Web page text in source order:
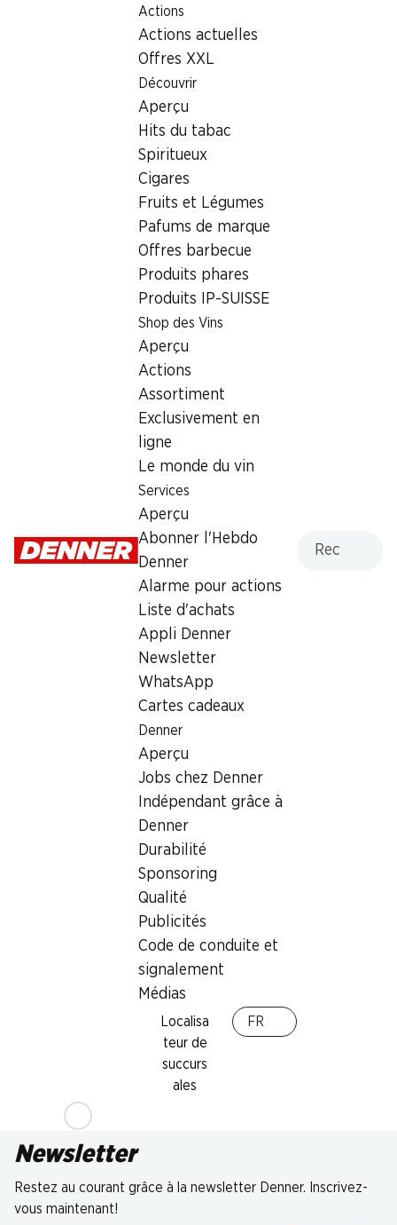
Actions
Actions actuelles
Offres XXL
Découvrir
Aperçu
Hits du tabac
Spiritueux
Cigares
Fruits et Légumes
Pafums de marque
Offres barbecue
Produits phares
Produits IP-SUISSE
Shop des Vins
Aperçu
Actions
Assortiment
Exclusivement en
ligne
Le monde du vin
Services
Aperçu
Abonner l'Hebdo
Denner
Alarme pour actions
Liste d'achats
Appli Denner
Newsletter
WhatsApp
Cartes cadeaux
Denner
Aperçu
Jobs chez Denner
Indépendant grâce à
Denner
Durabilité
Sponsoring
Qualité
Publicités
Code de conduite et
signalement
Médias
Localisa
teur de
succurs
ales
FR
Localisateur de succursales
Succursale Denner Bd de Perolles 55, 1700 Fribourg
1700 Fribourg
Succursale Denner
Bd de Perolles 55, 1700 Fribourg
Heures d'ouverture
Mercredi
Heures d'ouverture spéciales
Sam., 15.08.2026
Retrait d'espèces avec la carte
postale / M-Card
Newsletter
Restez au courant grâce à la newsletter Denner. Inscrivez-
vous maintenant!